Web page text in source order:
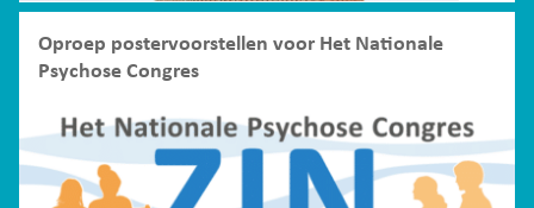
Oproep postervoorstellen voor Het Nationale
Psychose Congres